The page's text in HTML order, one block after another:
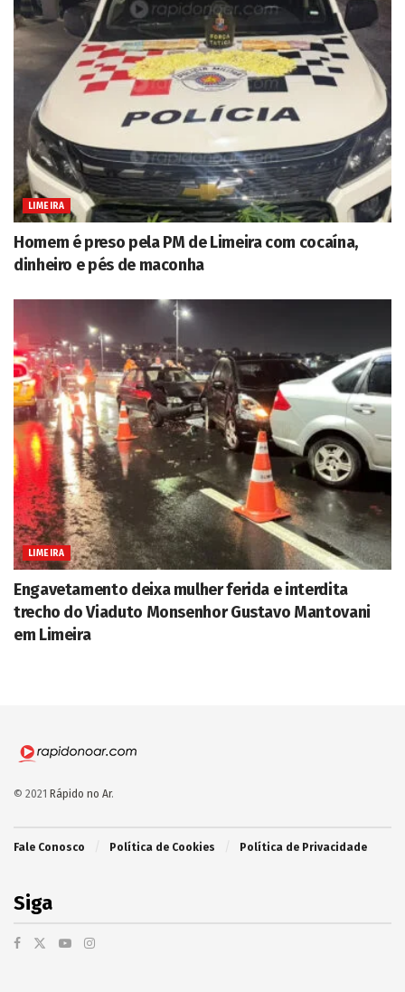
LIMEIRA
Homem é preso pela PM de Limeira com cocaína,
dinheiro e pés de maconha
LIMEIRA
Engavetamento deixa mulher ferida e interdita
trecho do Viaduto Monsenhor Gustavo Mantovani
em Limeira
© 2021 Rápido no Ar.
Fale Conosco Política de Cookies Política de Privacidade
Siga